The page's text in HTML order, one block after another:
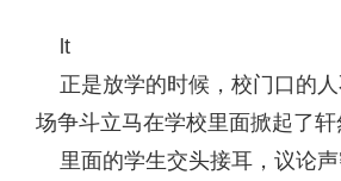
lt
正是放学的时候，校门口的
场争斗立马在学校里面掀起了
里面的学生交头接耳，议论